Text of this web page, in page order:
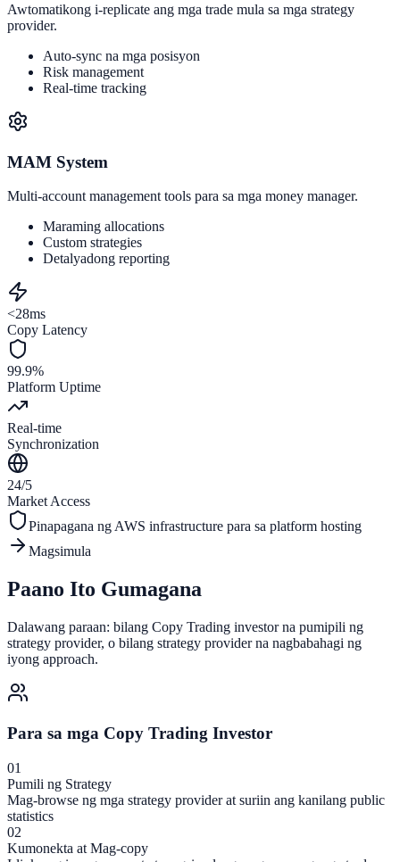
Awtomatikong i-replicate ang mga trade mula sa mga strategy
provider.
Auto-sync na mga posisyon
Risk management
Real-time tracking
MAM System
Multi-account management tools para sa mga money manager.
Maraming allocations
Custom strategies
Detalyadong reporting
<28ms
Copy Latency
99.9%
Platform Uptime
Real-time
Synchronization
24/5
Market Access
Pinapagana ng AWS infrastructure para sa platform hosting
Magsimula
Paano Ito Gumagana
Dalawang paraan: bilang Copy Trading investor na pumipili ng
strategy provider, o bilang strategy provider na nagbabahagi ng
iyong approach.
Para sa mga Copy Trading Investor
01
Pumili ng Strategy
Mag-browse ng mga strategy provider at suriin ang kanilang public
statistics
02
Kumonekta at Mag-copy